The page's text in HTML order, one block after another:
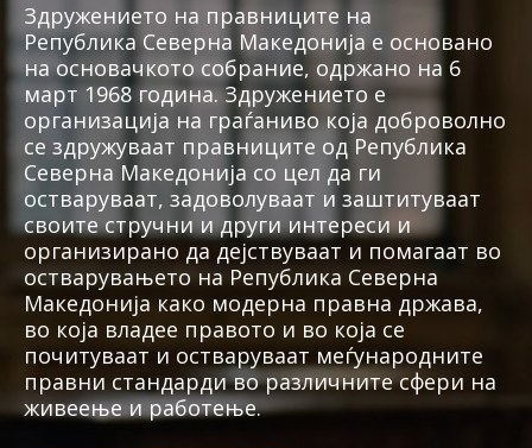
Здружението на правниците на
Република Северна Македонија е основано
на основачкото собрание, одржано на 6
март 1968 година. Здружението е
организација на граѓаниво која доброволно
се здружуваат правниците од Република
Северна Македонија со цел да ги
остваруваат, задоволуваат и заштитуваат
своите стручни и други интереси и
организирано да дејствуваат и помагаат во
остварувањето на Република Северна
Македонија како модерна правна држава,
во која владее правото и во која се
почитуваат и остваруваат меѓународните
правни стандарди во различните сфери на
живеење и работење.